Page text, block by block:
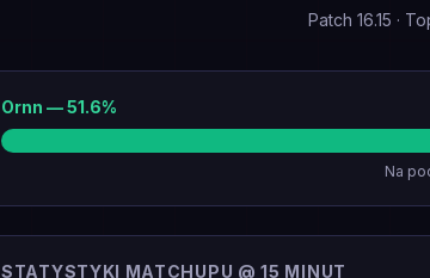
Patch 16.15 ·
Ornn —51.6%
Na
STATYSTYKI MATCHUPU @ 15 MINUT